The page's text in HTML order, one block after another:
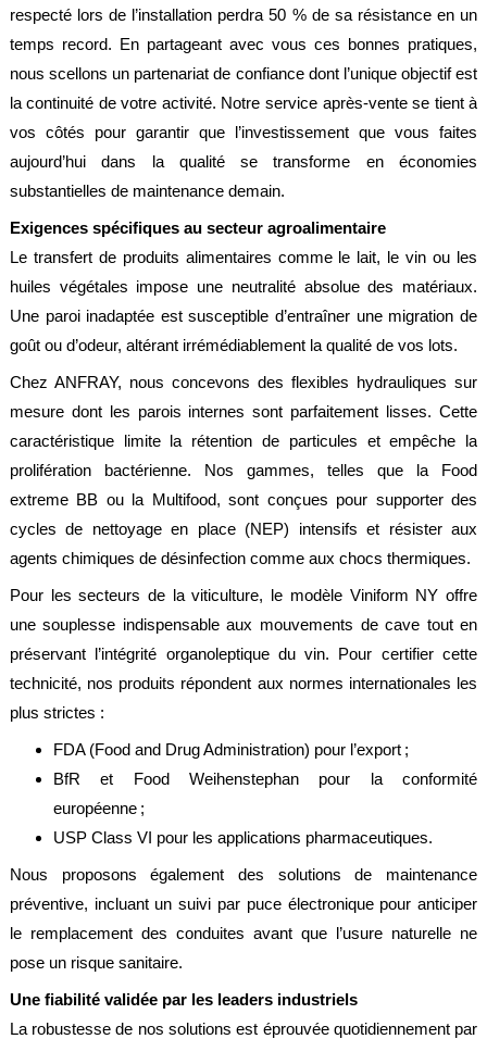
respecté lors de l’installation perdra 50 % de sa résistance en un
temps record. En partageant avec vous ces bonnes pratiques,
nous scellons un partenariat de confiance dont l’unique objectif est
la continuité de votre activité. Notre service après-vente se tient à
vos côtés pour garantir que l’investissement que vous faites
aujourd’hui dans la qualité se transforme en économies
substantielles de maintenance demain.
Exigences spécifiques au secteur agroalimentaire
Le transfert de produits alimentaires comme le lait, le vin ou les
huiles végétales impose une neutralité absolue des matériaux.
Une paroi inadaptée est susceptible d’entraîner une migration de
goût ou d’odeur, altérant irrémédiablement la qualité de vos lots.
Chez ANFRAY, nous concevons des flexibles hydrauliques sur
mesure dont les parois internes sont parfaitement lisses. Cette
caractéristique limite la rétention de particules et empêche la
prolifération bactérienne. Nos gammes, telles que la Food
extreme BB ou la Multifood, sont conçues pour supporter des
cycles de nettoyage en place (NEP) intensifs et résister aux
agents chimiques de désinfection comme aux chocs thermiques.
Pour les secteurs de la viticulture, le modèle Viniform NY offre
une souplesse indispensable aux mouvements de cave tout en
préservant l’intégrité organoleptique du vin. Pour certifier cette
technicité, nos produits répondent aux normes internationales les
plus strictes :
FDA (Food and Drug Administration) pour l’export ;
BfR et Food Weihenstephan pour la conformité
européenne ;
USP Class VI pour les applications pharmaceutiques.
Nous proposons également des solutions de maintenance
préventive, incluant un suivi par puce électronique pour anticiper
le remplacement des conduites avant que l’usure naturelle ne
pose un risque sanitaire.
Une fiabilité validée par les leaders industriels
La robustesse de nos solutions est éprouvée quotidiennement par